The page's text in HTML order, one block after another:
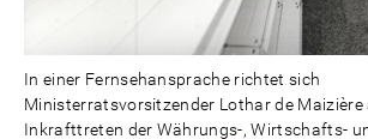
In einer Fernsehansprache richtet sich
Ministerratsvorsitzender Lothar de Maizière
Inkrafttreten der Währungs-, Wirtschafts-